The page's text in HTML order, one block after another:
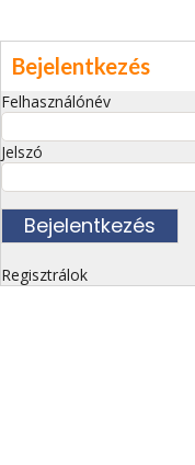
Bejelentkezés
Felhasználónév
Jelszó
Regisztrálok